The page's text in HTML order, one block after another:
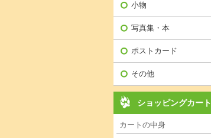
小物
写真集・本
ポストカード
その他
ショッピングカート
カートの中身